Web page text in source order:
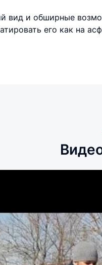
вид и обширные
его как на